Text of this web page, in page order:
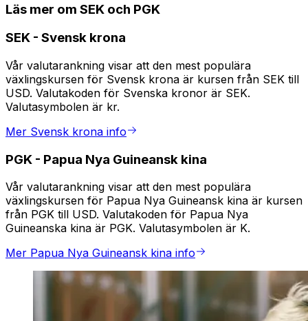
Läs mer om SEK och PGK
SEK - Svensk krona
Vår valutarankning visar att den mest populära
växlingskursen för Svensk krona är kursen från SEK till
USD. Valutakoden för Svenska kronor är SEK.
Valutasymbolen är kr.
Mer Svensk krona info
PGK - Papua Nya Guineansk kina
Vår valutarankning visar att den mest populära
växlingskursen för Papua Nya Guineansk kina är kursen
från PGK till USD. Valutakoden för Papua Nya
Guineanska kina är PGK. Valutasymbolen är K.
Mer Papua Nya Guineansk kina info